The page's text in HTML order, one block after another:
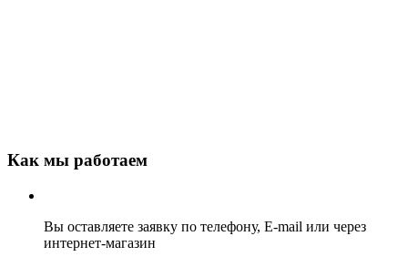
Как мы работаем
Вы оставляете заявку по телефону, E-mail или через
интернет-магазин